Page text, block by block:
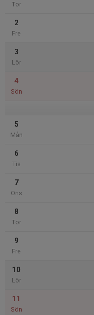
Tor
2
Fre
3
Lör
4
Sön
5
Mån
6
Tis
7
Ons
8
Tor
9
Fre
10
Lör
11
Sön